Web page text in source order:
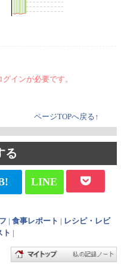
インが必要です。
ページTOPへ戻る↑
る
LINE
食事レポート
レシピ・レビ
ト